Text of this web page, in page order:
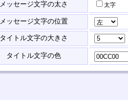
メッセージ文字の太さ 太字
メッセージ文字の位置
タイトル文字の大きさ
タイトル文字の色